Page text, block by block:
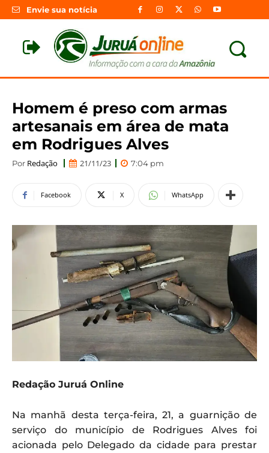
Envie sua notícia
Homem é preso com armas
artesanais em área de mata
em Rodrigues Alves
Por Redação 21/11/23 7:04 pm
Facebook X WhatsApp
Redação Juruá Online
Na manhã desta terça-feira, 21, a guarnição de
serviço do município de Rodrigues Alves foi
acionada pelo Delegado da cidade para prestar